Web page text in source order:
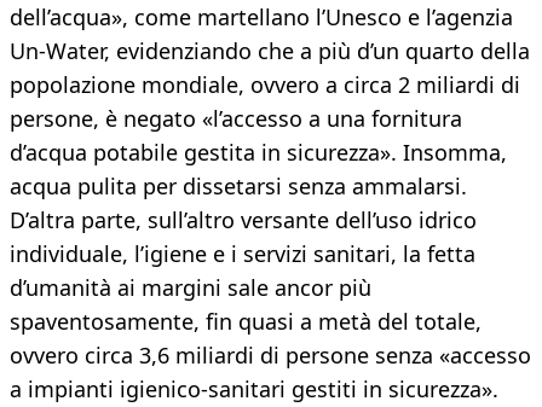
dell’acqua», come martellano l’Unesco e l’agenzia
Un-Water, evidenziando che a più d’un quarto della
popolazione mondiale, ovvero a circa 2 miliardi di
persone, è negato «l’accesso a una fornitura
d’acqua potabile gestita in sicurezza». Insomma,
acqua pulita per dissetarsi senza ammalarsi.
D’altra parte, sull’altro versante dell’uso idrico
individuale, l’igiene e i servizi sanitari, la fetta
d’umanità ai margini sale ancor più
spaventosamente, fin quasi a metà del totale,
ovvero circa 3,6 miliardi di persone senza «accesso
a impianti igienico-sanitari gestiti in sicurezza».